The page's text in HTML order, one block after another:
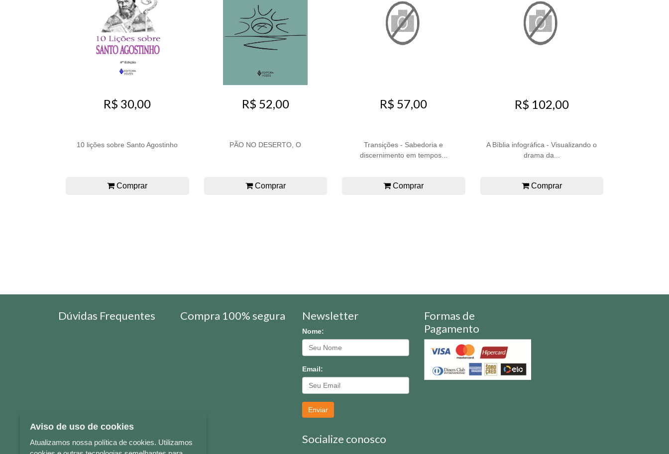
R$ 30,00
10 lições sobre Santo Agostinho
Comprar
R$ 52,00
PÃO NO DESERTO, O
Comprar
R$ 57,00
Transições - Sabedoria e
discernimento em tempos...
Comprar
R$ 102,00
A Bíblia infográfica - Visualizando o
drama da...
Comprar
Dúvidas Frequentes Compra 100% segura Newsletter
Nome:
Email:
Enviar
Socialize conosco
Formas de
Pagamento
Aviso de uso de cookies
Atualizamos nossa política de cookies. Utilizamos